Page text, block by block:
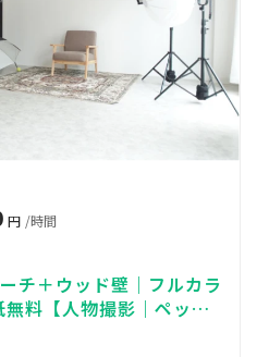
円 /時間
チ＋ウッド壁｜フルカラ
料【人物撮影｜ペット